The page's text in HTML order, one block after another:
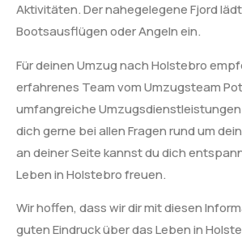
Aktivitäten. Der nahegelegene Fjord
Bootsausflügen oder Angeln ein.
Für deinen Umzug nach Holstebro
erfahrenes Team vom Umzugsteam
umfangreiche
dich gerne bei allen Fragen rund um
an deiner Seite kannst du dich
Leben in Holstebro freuen.
Wir hoffen, dass wir dir mit diesen
guten Eindruck über das Leben in